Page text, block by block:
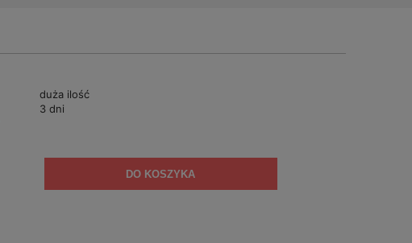
duża ilość
3 dni
DO KOSZYKA